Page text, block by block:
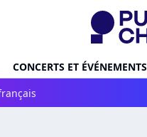
CONCERTS ET ÉVÉNEMENTS